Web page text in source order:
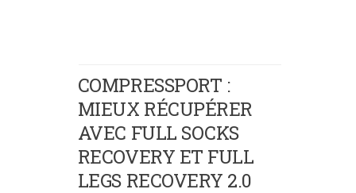
COMPRESSPORT :
MIEUX RÉCUPÉRER
AVEC FULL SOCKS
RECOVERY ET FULL
LEGS RECOVERY 2.0